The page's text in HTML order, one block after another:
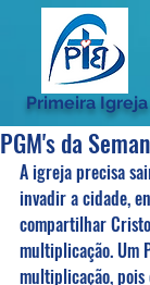
Primeira
PGM's da
A igreja precisa
invadir a cidade,
compartilhar
multiplicação. Um
multiplicação, pois